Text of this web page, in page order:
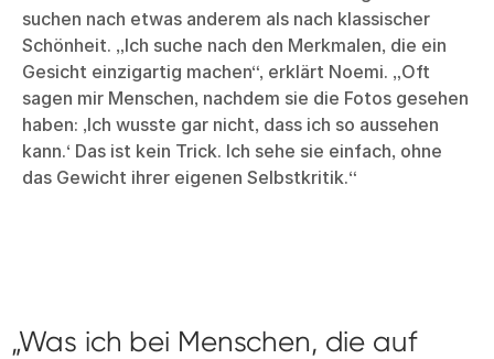
suchen nach etwas anderem als nach klassischer
Schönheit. „Ich suche nach den Merkmalen, die ein
Gesicht einzigartig machen“, erklärt Noemi. „Oft
sagen mir Menschen, nachdem sie die Fotos gesehen
haben: ‚Ich wusste gar nicht, dass ich so aussehen
kann.‘ Das ist kein Trick. Ich sehe sie einfach, ohne
das Gewicht ihrer eigenen Selbstkritik.“
Was ich bei Menschen, die auf